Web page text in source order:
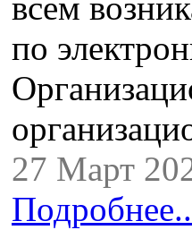
всем
по
27 Март